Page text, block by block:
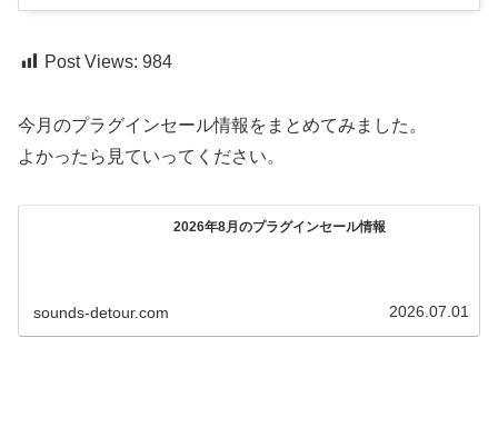
Post Views: 984
今月のプラグインセール情報をまとめてみました。
よかったら見ていってください。
2026年8月のプラグインセール情報
sounds-detour.com 2026.07.01